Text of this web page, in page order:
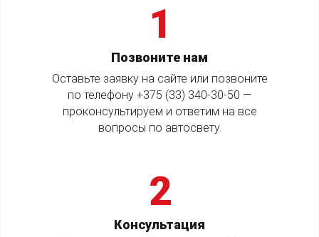
1
Позвоните нам
Оставьте заявку на сайте или позвоните
по телефону +375 (33) 340-30-50 —
проконсультируем и ответим на все
вопросы по автосвету.
2
Консультация